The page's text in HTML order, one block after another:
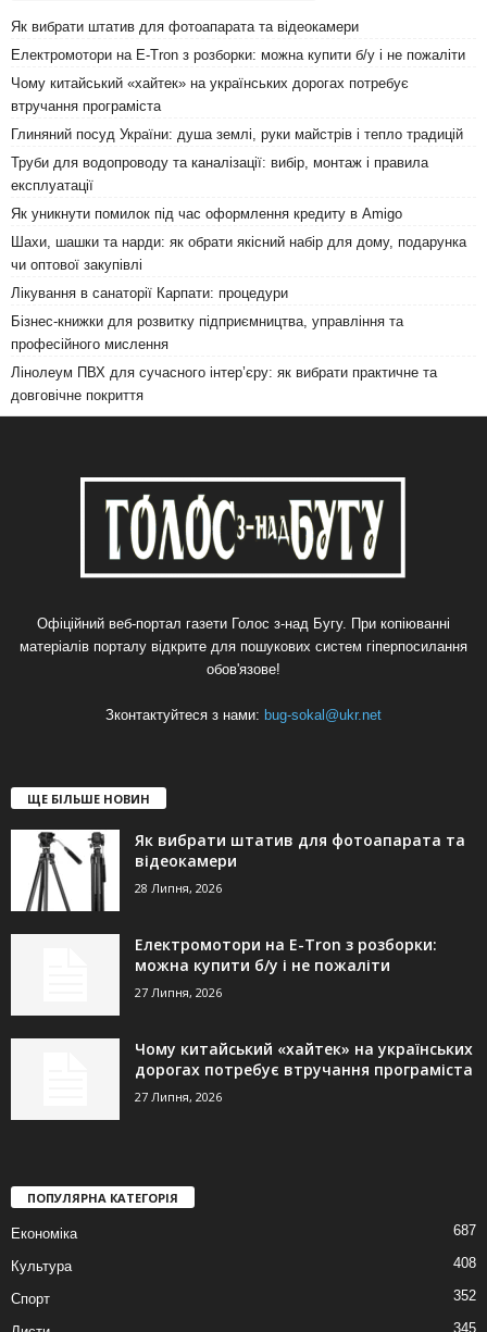
Як вибрати штатив для фотоапарата та відеокамери
Електромотори на E-Tron з розборки: можна купити б/у і не пожаліти
Чому китайський «хайтек» на українських дорогах потребує
втручання програміста
Глиняний посуд України: душа землі, руки майстрів і тепло традицій
Труби для водопроводу та каналізації: вибір, монтаж і правила
експлуатації
Як уникнути помилок під час оформлення кредиту в Amigo
Шахи, шашки та нарди: як обрати якісний набір для дому, подарунка
чи оптової закупівлі
Лікування в санаторії Карпати: процедури
Бізнес-книжки для розвитку підприємництва, управління та
професійного мислення
Лінолеум ПВХ для сучасного інтер’єру: як вибрати практичне та
довговічне покриття
Офіційний веб-портал газети Голос з-над Бугу. При копіюванні
матеріалів порталу відкрите для пошукових систем гіперпосилання
обов'язове!
Зконтактуйтеся з нами: bug-sokal@ukr.net
ЩЕ БІЛЬШЕ НОВИН
Як вибрати штатив для фотоапарата та
відеокамери
28 Липня, 2026
Електромотори на E-Tron з розборки:
можна купити б/у і не пожаліти
27 Липня, 2026
Чому китайський «хайтек» на українських
дорогах потребує втручання програміста
27 Липня, 2026
ПОПУЛЯРНА КАТЕГОРІЯ
Економіка 687
Культура 408
Спорт 352
345